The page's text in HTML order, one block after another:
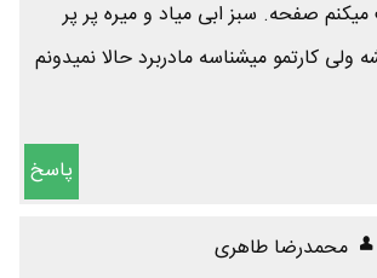
میکنم صفحه. سبز ابی میاد و میره پر پر
ولی کارتمو میشناسه مادربرد حالا نمیدونم
پاسخ
محمدرضا طاهری